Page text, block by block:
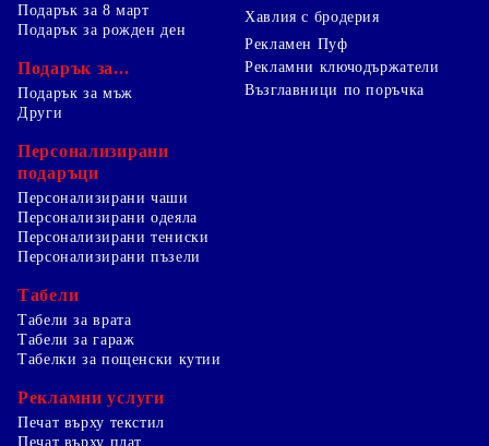
Подарък за 8 март
Подарък за рожден ден
Подарък за...
Подарък за мъж
Хавлия с бродерия
Рекламен Пуф
Рекламни ключодържатели
Възглавници по поръчка
Други
Персонализирани
подаръци
Персонализирани чаши
Персонализирани одеяла
Персонализирани тениски
Персонализирани пъзели
Табели
Табели за врата
Табели за гараж
Табелки за пощенски кутии
Рекламни услуги
Печат върху текстил
Печат върху плат